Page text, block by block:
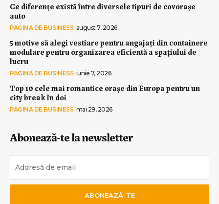
Ce diferențe există între diversele tipuri de covorașe
auto
PAGINA DE BUSINESS august 7, 2026
5 motive să alegi vestiare pentru angajați din containere
modulare pentru organizarea eficientă a spațiului de
lucru
PAGINA DE BUSINESS iunie 7, 2026
Top 10 cele mai romantice orașe din Europa pentru un
city break în doi
PAGINA DE BUSINESS mai 29, 2026
Abonează-te la newsletter
ABONEAZĂ-TE